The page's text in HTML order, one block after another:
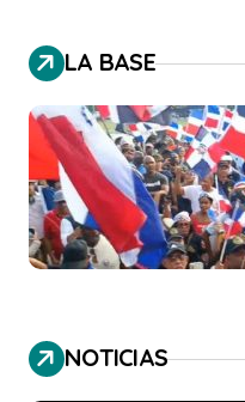
LA BASE
NOTICIAS